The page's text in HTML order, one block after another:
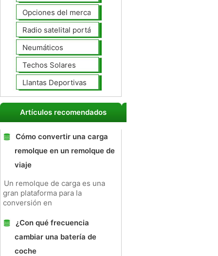
Opciones del mercado de accesorios del interior
Radio satelital portátil
Neumáticos
Techos Solares
Llantas Deportivas
Artículos recomendados
Cómo convertir una carga
remolque en un remolque de
viaje
Un remolque de carga es una
gran plataforma para la
conversión en
¿Con qué frecuencia
cambiar una batería de
coche